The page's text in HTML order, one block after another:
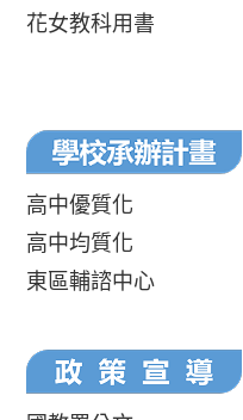
花女教科用書
高中優質化
高中均質化
東區輔諮中心